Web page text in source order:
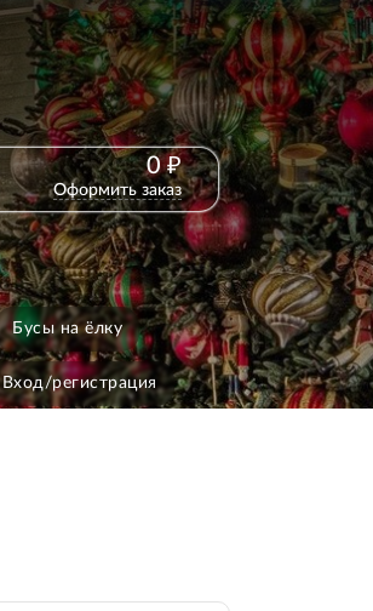
0 ₽
Оформить заказ
Бусы на ёлку
Вход/регистрация